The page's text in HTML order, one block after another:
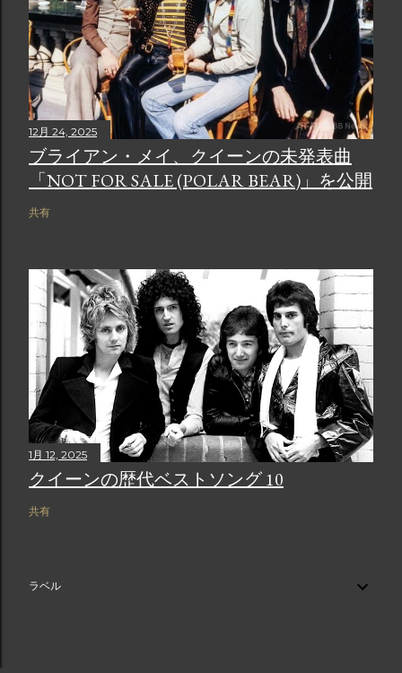
12月 24, 2025
ブライアン・メイ、クイーンの未発表曲
「NOT FOR SALE (POLAR BEAR)」を公開
共有
1月 12, 2025
クイーンの歴代ベストソング 10
共有
ラベル